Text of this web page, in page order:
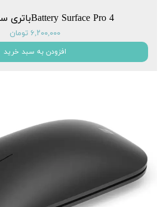
Battery Surface Pro 4باتری سرفیس پرو4
۶,۲۰۰,۰۰۰ تومان
افزودن به سبد خرید